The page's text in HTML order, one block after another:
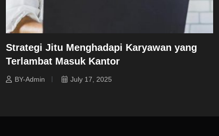
Strategi Jitu Menghadapi Karyawan yang
Terlambat Masuk Kantor
BY-Admin July 17, 2025